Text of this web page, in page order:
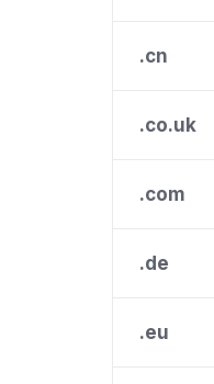
.cn
.co.uk
.com
.de
.eu